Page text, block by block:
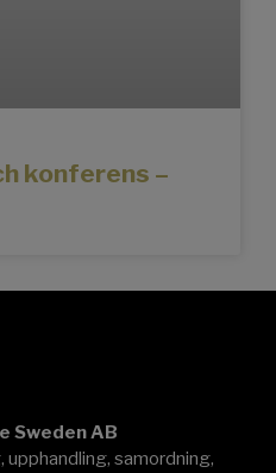
konferens –
Sweden AB
samordning,